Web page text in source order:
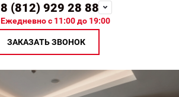
8 (812) 929 28 88
Ежедневно с 11:00 до 19:00
ЗАКАЗАТЬ ЗВОНОК